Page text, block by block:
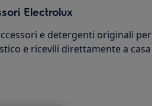
Electrolux
e detergenti originali per
e ricevili direttamente a casa